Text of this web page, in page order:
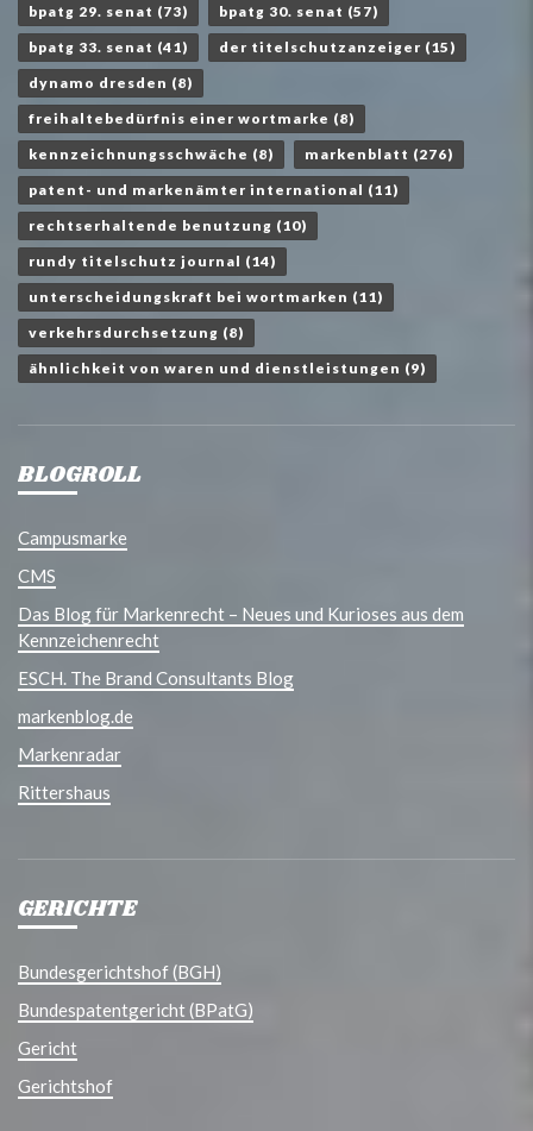
bpatg 29. senat (73) bpatg 30. senat (57)
bpatg 33. senat (41) der titelschutzanzeiger (15)
dynamo dresden (8)
freihaltebedürfnis einer wortmarke (8)
kennzeichnungsschwäche (8) markenblatt (276)
patent- und markenämter international (11)
rechtserhaltende benutzung (10)
rundy titelschutz journal (14)
unterscheidungskraft bei wortmarken (11)
verkehrsdurchsetzung (8)
ähnlichkeit von waren und dienstleistungen (9)
BLOGROLL
Campusmarke
CMS
Das Blog für Markenrecht – Neues und Kurioses aus dem
Kennzeichenrecht
ESCH. The Brand Consultants Blog
markenblog.de
Markenradar
Rittershaus
GERICHTE
Bundesgerichtshof (BGH)
Bundespatentgericht (BPatG)
Gericht
Gerichtshof